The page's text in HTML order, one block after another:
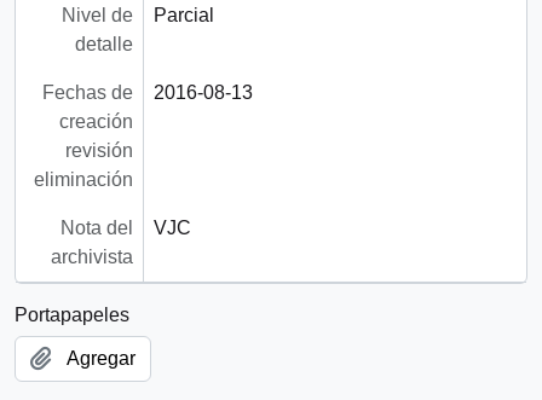
Nivel de
detalle
Parcial
Fechas de
creación
revisión
eliminación
2016-08-13
Nota del
archivista
VJC
Portapapeles
Agregar